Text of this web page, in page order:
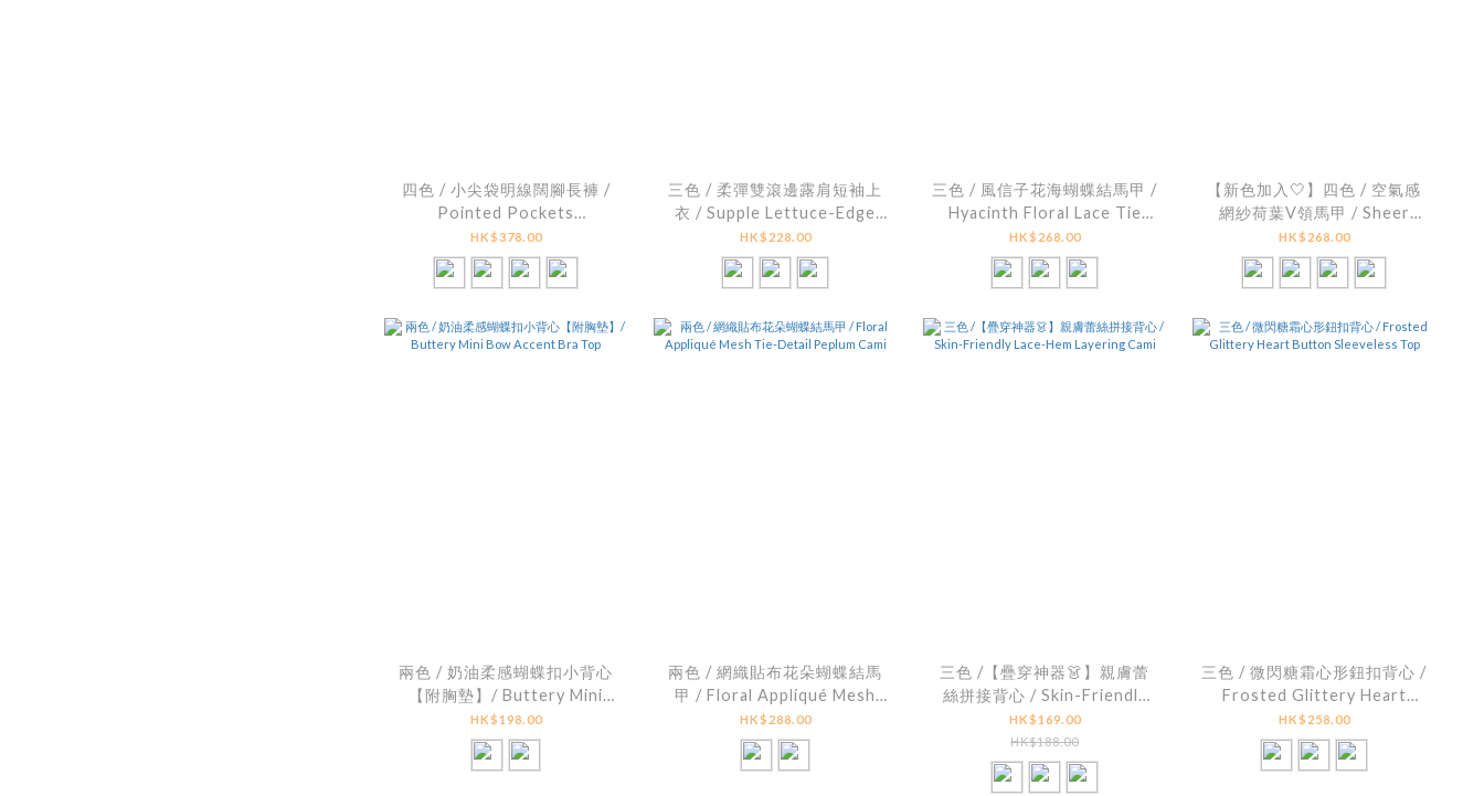
四色 / 小尖袋明線闊腳長褲 /
Pointed Pockets
Topstitched Wide-Leg
Pants
HK$378.00
三色 / 柔彈雙滾邊露肩短袖上
衣 / Supple Lettuce-Edge
Cold-Shoulder Top
HK$228.00
三色 / 風信子花海蝴蝶結馬甲 /
Hyacinth Floral Lace Tie
Detail Peplum Cami
HK$268.00
【新色加入🤍】四色 / 空氣感
網紗荷葉V領馬甲 / Sheer
Mesh V-Neck Ruffle
Layering Vest
HK$268.00
兩色 / 奶油柔感蝴蝶扣小背心
【附胸墊】/ Buttery Mini
Bow Accent Bra Top
HK$198.00
兩色 / 網織貼布花朵蝴蝶結馬
甲 / Floral Appliqué Mesh
Tie-Detail Peplum Cami
HK$288.00
三色 /【疊穿神器👗】親膚蕾
絲拼接背心 / Skin-Friendly
Lace-Hem Layering Cami
HK$169.00
HK$188.00
三色 / 微閃糖霜心形鈕扣背心 /
Frosted Glittery Heart
Button Sleeveless Top
HK$258.00